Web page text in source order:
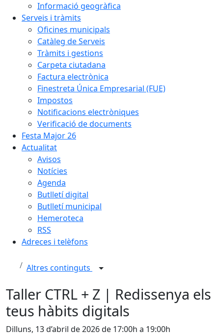
Informació geogràfica
Serveis i tràmits
Oficines municipals
Catàleg de Serveis
Tràmits i gestions
Carpeta ciutadana
Factura electrònica
Finestreta Única Empresarial (FUE)
Impostos
Notificacions electròniques
Verificació de documents
Festa Major 26
Actualitat
Avisos
Notícies
Agenda
Butlletí digital
Butlletí municipal
Hemeroteca
RSS
Adreces i telèfons
Altres continguts
Taller CTRL + Z | Redissenya els
teus hàbits digitals
Dilluns, 13 d’abril de 2026 de 17:00h a 19:00h